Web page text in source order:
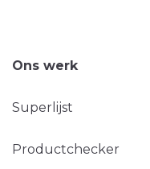
Ons werk
Superlijst
Productchecker